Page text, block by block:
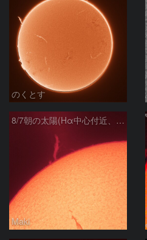
のくとす
8/7朝の太陽(Hα中心付近、プロミネンス)
Maki